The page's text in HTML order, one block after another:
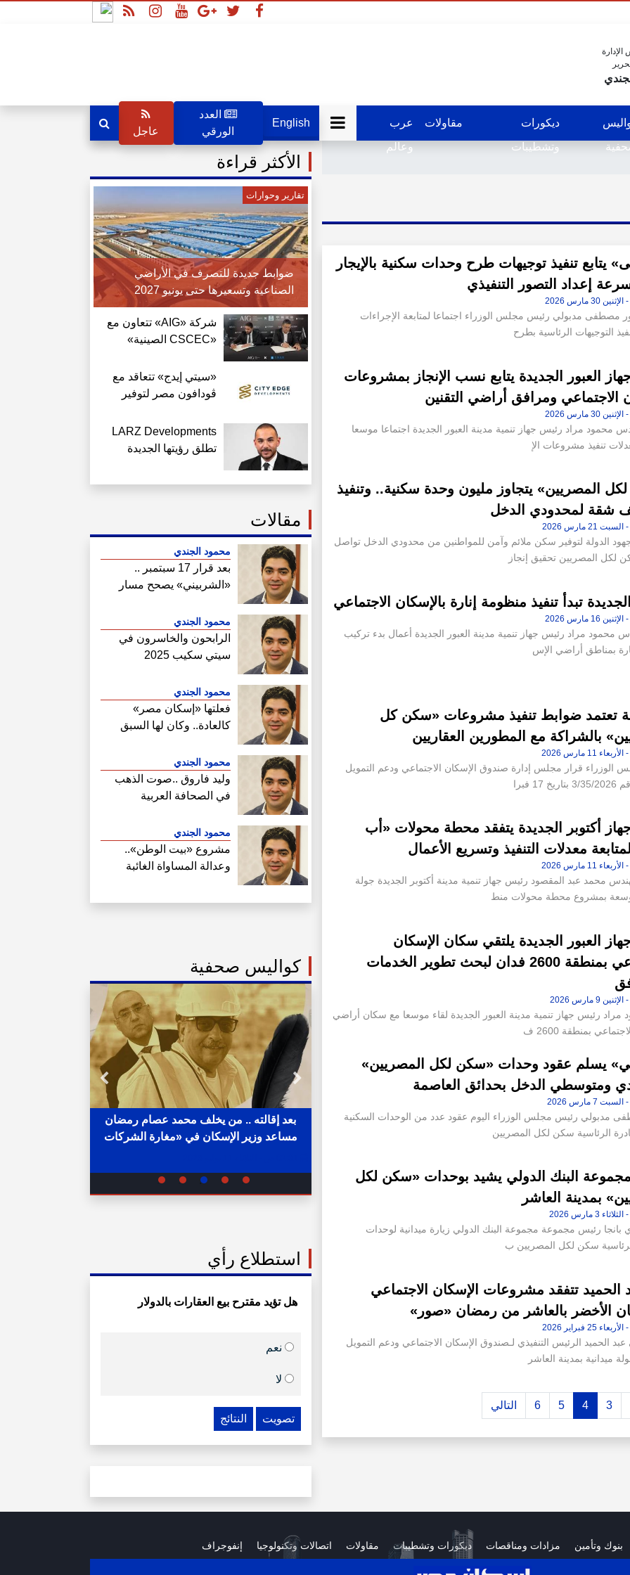
ديكورات
وتشطيبات
مقاولات
عرب
وعالم
English
العدد
الورقي
عاجل
يتابع تنفيذ توجيهات طرح وحدات سكنية بالإيجار
إعداد التصور التنفيذي
مصطفى مدبولي رئيس مجلس الوزراء اجتماعا لمتابعة الإجراءات
التوجيهات الرئاسية بطرح
العبور الجديدة يتابع نسب الإنجاز بمشروعات
الاجتماعي ومرافق أراضي التقنين
محمود مراد رئيس جهاز تنمية مدينة العبور الجديدة اجتماعا موسعا
تنفيذ مشروعات الإ
المصريين» يتجاوز مليون وحدة سكنية.. وتنفيذ
الدولة لتوفير سكن ملائم وآمن للمواطنين من محدودي الدخل تواصل
لكل المصريين تحقيق إنجاز
الجديدة تبدأ تنفيذ منظومة إنارة بالإسكان الاجتماعي
محمود مراد رئيس جهاز تنمية مدينة العبور الجديدة أعمال بدء تركيب
بمناطق أراضي الإس
تعتمد ضوابط تنفيذ مشروعات «سكن كل
بالشراكة مع المطورين العقاريين
الوزراء قرار مجلس إدارة صندوق الإسكان الاجتماعي ودعم التمويل
فبرا
أكتوبر الجديدة يتفقد محطة محولات «أب
معدلات التنفيذ وتسريع الأعمال
محمد عبد المقصود رئيس جهاز تنمية مدينة أكتوبر الجديدة جولة
بمشروع محطة محولات منط
العبور الجديدة يلتقي سكان الإسكان
الاجتماعي بمنطقة 2600 فدان لبحث تطوير الخدمات
مراد رئيس جهاز تنمية مدينة العبور الجديدة لقاء موسعا مع سكان أراضي
بمنطقة 2600 ف
يسلم عقود وحدات «سكن لكل المصريين»
ومتوسطي الدخل بحدائق العاصمة
مدبولي رئيس مجلس الوزراء اليوم عقود عدد من الوحدات السكنية
الرئاسية سكن لكل المصريين
البنك الدولي يشيد بوحدات «سكن لكل
بمدينة العاشر
بانجا رئيس مجموعة مجموعة البنك الدولي زيارة ميدانية لوحدات
الرئاسية سكن لكل المصريين ب
الحميد تتفقد مشروعات الإسكان الاجتماعي
الأخضر بالعاشر من رمضان «صور»
الحميد الرئيس التنفيذي لـصندوق الإسكان الاجتماعي ودعم التمويل
ميدانية بمدينة العاشر
3
4
5
6 التالي
الأكثر قراءة
تقارير وحوارات
ضوابط جديدة للتصرف في الأراضي
الصناعية وتسعيرها حتى يونيو 2027
شركة «AIG» تتعاون مع
«CSCEC الصينية»
بالعاصمة الجديدة بمعايير
عالمية
«سيتي إيدج» تتعاقد مع
ڤودافون مصر لتوفير
«داون تاون» العلمين
الجديدة
LARZ Developments
تطلق رؤيتها الجديدة
للتطوير العقاري في مصر
مقالات
محمود الجندي
بعد قرار 17 سبتمبر ..
«الشربيني» يصحح مسار
محمود الجندي
الرابحون والخاسرون في
سيتي سكيب 2025
محمود الجندي
فعلتها «إسكان مصر»
كالعادة.. وكان لها السبق
أراضي الساحل الشمالي
محمود الجندي
وليد فاروق ..صوت الذهب
في الصحافة العربية
محمود الجندي
مشروع «بيت الوطن»..
وعدالة المساواة الغائبة
كواليس صحفية
42 فدانا من أرض جاردن
«ملاذ
«عاصم الجزار» و«محمد عصام» خارج
التشكيل الجديد لمجلس إدارة شركة سيتي إيدج
بعد إقالته .. من يخلف محمد عصام رمضان
مساعد وزير الإسكان في «مغارة الشركات
استطلاع رأي
هل تؤيد مقترح بيع العقارات بالدولار
نعم
لا
تصويت النتائج
بنوك وتأمين مزادات ومناقصات ديكورات وتشطيبات مقاولات اتصالات وتكنولوجيا إنفوجراف